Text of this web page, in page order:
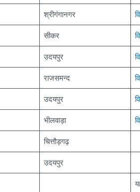
श्रीगंगानगर
सीकर
उदयपुर
राजसमन्द
उदयपुर
भीलवाड़ा
चित्तौड़गढ़
उदयपुर